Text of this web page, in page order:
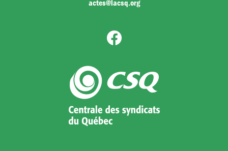
actes@lacsq.org